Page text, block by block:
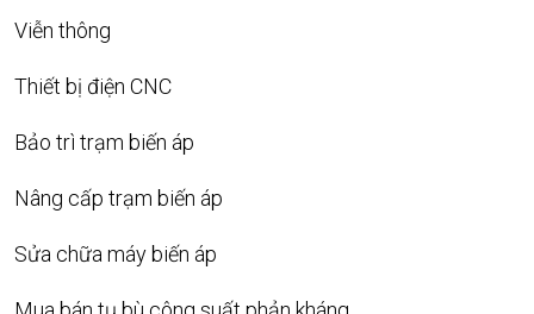
Viễn thông
Thiết bị điện CNC
Bảo trì trạm biến áp
Nâng cấp trạm biến áp
Sửa chữa máy biến áp